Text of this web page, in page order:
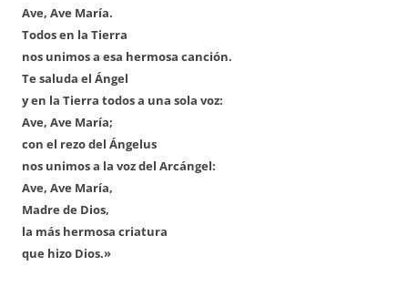
Ave, Ave María.
Todos en la Tierra
nos unimos a esa hermosa canción.
Te saluda el Ángel
y en la Tierra todos a una sola voz:
Ave, Ave María;
con el rezo del Ángelus
nos unimos a la voz del Arcángel:
Ave, Ave María,
Madre de Dios,
la más hermosa criatura
que hizo Dios.»